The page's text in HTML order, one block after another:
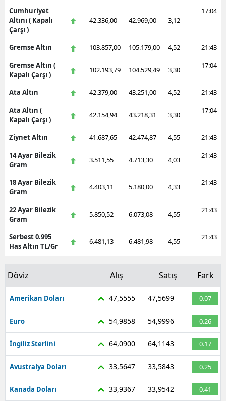
Cumhuriyet
Altını ( Kapalı
Çarşı )
42.336,00 42.969,00 3,12
17:04
Gremse Altın 103.857,00 105.179,00 4,52
21:43
Gremse Altın (
Kapalı Çarşı )
102.193,79 104.529,49 3,30 17:04
Ata Altın 42.379,00 43.251,00 4,52
21:43
Ata Altın (
Kapalı Çarşı )
42.154,94 43.218,31 3,30 17:04
Ziynet Altın 41.687,65 42.474,87 4,55
21:43
14 Ayar Bilezik
Gram
3.511,55 4.713,30 4,03 21:43
18 Ayar Bilezik
Gram
4.403,11 5.180,00 4,33 21:43
22 Ayar Bilezik
Gram
5.850,52 6.073,08 4,55 21:43
Serbest 0.995
Has Altın TL/Gr
6.481,13 6.481,98 4,55 21:43
Döviz Alış Satış Fark
Amerikan Doları 47,5555 47,5699 0.07
Euro 54,9858 54,9996 0.26
İngiliz Sterlini 64,0900 64,1143 0.17
Avustralya Doları 33,5647 33,5843 0.25
Kanada Doları 33,9367 33,9542 0.41